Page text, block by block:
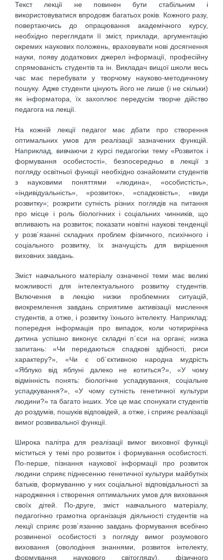
Текст лекції не повинен бути стабільним і
використовуватися впродовж багатьох років. Кожного разу,
повертаючись до опрацювання академічного курсу,
необхідно переглядати її зміст, приклади, аргументацію
окремих наукових положень, враховувати нові досягнення
науки, появу додаткових джерел інформації, професійну
спрямованість студентів та ін. Викладач вищої школи весь
час має перебувати у творчому науково-методичному
пошуку. Адже студенти цінують його не лише (і не скільки)
як інформатора, їх захоплює передусім творче дійство
педагога на лекції.
На кожній лекції педагог має дбати про створення
оптимальних умов для реалізації зазначених функцій.
Наприклад, вивчаючи z курсі педагогіки тему «Розвиток і
формування особистості», безпосередньо в лекції з
погляду освітньої функції необхідно ознайомити студентів
з науковими поняттями «людина», «особистість»,
«індивідуальність», «розвиток», «спадковість», «види
розвитку»; розкрити сутність різних поглядів на питання
про місце і роль біологічних і соціальних чинників, що
впливають на розвиток; показати новітні наукові тенденції
у розв´язанні складних проблем фізичного, психічного і
соціального розвитку, їх значущість для вирішення
виховних завдань.
Зміст навчального матеріалу означеної теми має великі
можливості для інтелектуального розвитку студентів.
Включення в лекцію низки проблемних ситуацій,
виокремлення завдань сприятиме активізації мислення
студентів, а отже, і розвитку їхнього інтелекту. Наприклад:
попередня інформація про випадок, коли чотирирічна
дитина успішно виконує складні п´єси на органі; низка
запитань: «Чи передаються спадкові здібності, риси
характеру?», «Чи є об´єктивною народна мудрість
«Яблуко від яблуні далеко не котиться?», «У чому
відмінність понять: біологічне успадкування, соціальне
успадкування?», «У чому сутність генетичної культури
людини?» та багато інших. Усе це має спонукати студентів
до роздумів, пошуків відповідей, а отже, і сприяє реалізації
вимог розвивальної функції.
Широка палітра для реалізації вимог виховної функції
міститься у темі про розвиток і формування особистості.
По-перше, пізнання наукової інформації про розвиток
людини сприяє піднесенню генетичної культури майбутніх
батьків, формуванню у них соціальної відповідальності за
народження і створення оптимальних умов для виховання
своїх дітей. По-друге, зміст навчального матеріалу,
педагогічно грамотна організація діяльності студентів на
лекції сприяє розв´язанню завдань формування всебічно
розвиненої особистості з погляду вимог розумового
виховання (оволодіння знаннями, розвиток інтелекту,
формування наукового світогляду), фізичного